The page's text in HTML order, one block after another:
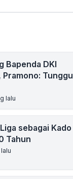
Bapenda DKI
Tunggu
lalu
sebagai Kado
Tahun